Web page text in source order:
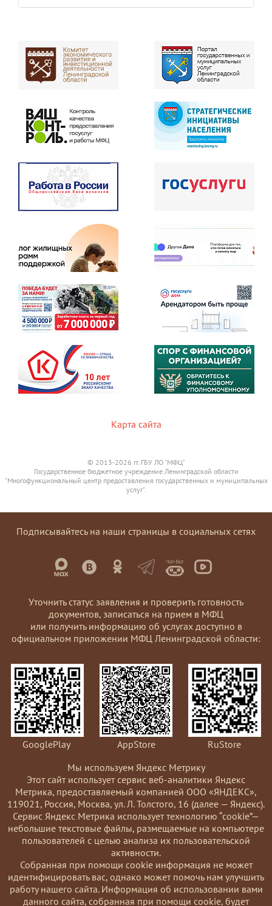
Карта сайта
© 2013-2026 гг. ГБУ ЛО "МФЦ"
Государственное бюджетное учреждение Ленинградской области
"Многофункциональный центр предоставления государственных и муниципальных
услуг".
Подписывайтесь на наши страницы в социальных сетях
Уточнить статус заявления и проверить готовность
документов, записаться на прием в МФЦ
или получить информацию об услугах доступно в
официальном приложении МФЦ Ленинградской области:
GooglePlay AppStore
RuStore
Мы используем Яндекс Метрику
Этот сайт использует сервис веб-аналитики Яндекс
Метрика, предоставляемый компанией ООО «ЯНДЕКС»,
119021, Россия, Москва, ул. Л. Толстого, 16 (далее — Яндекс).
Сервис Яндекс Метрика использует технологию “cookie”—
небольшие текстовые файлы, размещаемые на компьютере
пользователей с целью анализа их пользовательской
активности.
Coбранная при помощи cookie информация не может
идентифицировать вас, однако может помочь нам улучшить
работу нашего сайта. Информация об использовании вами
данного сайта, собранная при помощи cookie, будет